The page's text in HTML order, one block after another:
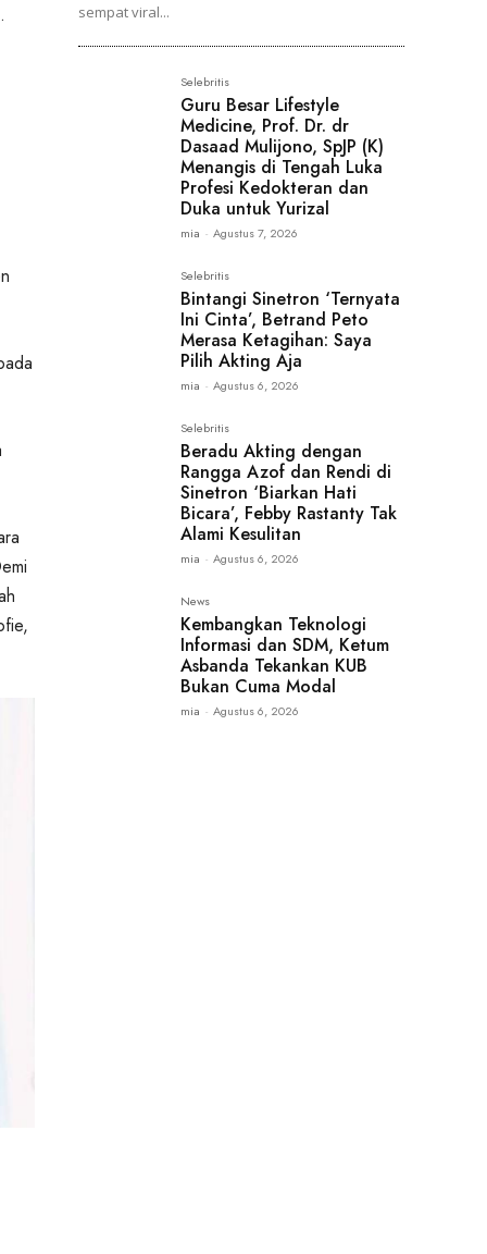
sempat viral...
Selebritis
Guru Besar Lifestyle
Medicine, Prof. Dr. dr
Dasaad Mulijono, SpJP (K)
Menangis di Tengah Luka
Profesi Kedokteran dan
Duka untuk Yurizal
mia - Agustus 7, 2026
Selebritis
Bintangi Sinetron ‘Ternyata
Ini Cinta’, Betrand Peto
Merasa Ketagihan: Saya
Pilih Akting Aja
mia - Agustus 6, 2026
Selebritis
Beradu Akting dengan
Rangga Azof dan Rendi di
Sinetron ‘Biarkan Hati
Bicara’, Febby Rastanty Tak
Alami Kesulitan
mia - Agustus 6, 2026
News
Kembangkan Teknologi
Informasi dan SDM, Ketum
Asbanda Tekankan KUB
Bukan Cuma Modal
mia - Agustus 6, 2026